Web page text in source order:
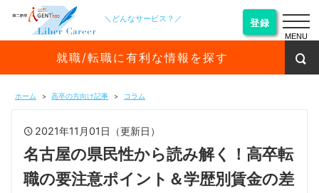
＼どんなサービス？／ 登録
就職/転職に有利な情報を探す
ホーム 高卒の方向け記事 コラム
2021年11月01日（更新日）
名古屋の県民性から読み解く！高卒転
職の要注意ポイント＆学歴別賃金の差
MENU